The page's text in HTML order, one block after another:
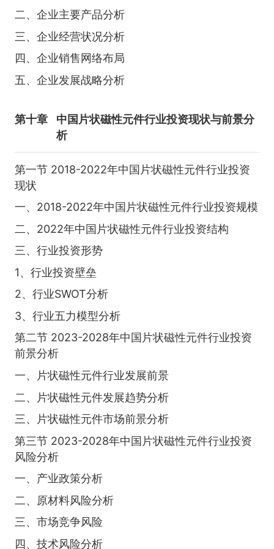
二、企业主要产品分析
三、企业经营状况分析
四、企业销售网络布局
五、企业发展战略分析
第十章
中国片状磁性元件行业投资现状与前景分
析
第一节 2018-2022年中国片状磁性元件行业投资
现状
一、2018-2022年中国片状磁性元件行业投资规模
二、2022年中国片状磁性元件行业投资结构
三、行业投资形势
1、行业投资壁垒
2、行业SWOT分析
3、行业五力模型分析
第二节 2023-2028年中国片状磁性元件行业投资
前景分析
一、片状磁性元件行业发展前景
二、片状磁性元件发展趋势分析
三、片状磁性元件市场前景分析
第三节 2023-2028年中国片状磁性元件行业投资
风险分析
一、产业政策分析
二、原材料风险分析
三、市场竞争风险
四、技术风险分析